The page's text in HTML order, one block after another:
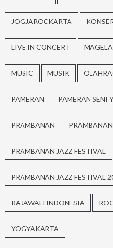
JOGJAROCKARTA KONSER
LIVE IN CONCERT
MUSIC MUSIK
PAMERAN PAMERAN SENI
PRAMBANAN
PRAMBANAN JAZZ FESTIVAL
PRAMBANAN JAZZ FESTIVAL
RAJAWALI INDONESIA
YOGYAKARTA